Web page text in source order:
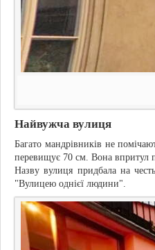
Найвужча вулиця
Багато мандрівників не
перевищує 70 см. Вона впритул
Назву вулиця придбала на
"Вулицею однієї людини".